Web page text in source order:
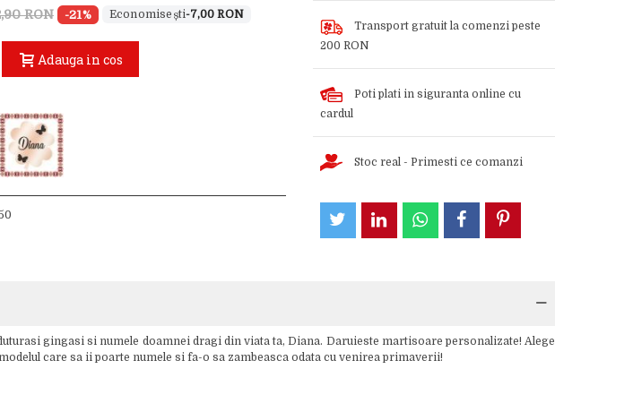
RON -21% -7,00 RON
Adauga in cos
Transport gratuit la comenzi peste
200 RON
Poti plati in siguranta online cu
cardul
Stoc real - Primesti ce comanzi
gingasi si numele doamnei dragi din viata ta, Diana. Daruieste martisoare personalizate! Alege
care sa ii poarte numele si fa-o sa zambeasca odata cu venirea primaverii!